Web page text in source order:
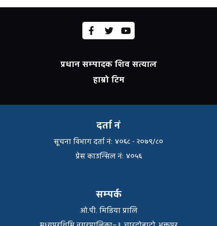
प्रधान सम्पादक शिव सत्याल
हाम्रो टिम
दर्ता नं
सूचना विभाग दर्ता नंः ४०६८ - २०७९/८०
प्रेस काउन्सिल नंः ४०५६
सम्पर्क
ओ.पी. मिडिया प्रालि